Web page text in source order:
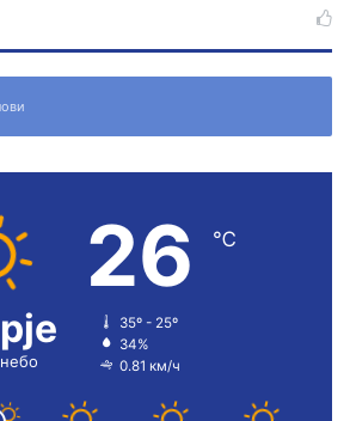
26 ℃
35º - 25º
34%
0.81 км/ч